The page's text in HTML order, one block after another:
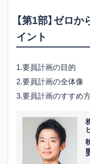
【第1部】ゼロ
イント
1.要員計画の目的
2.要員計画の全体像
3.要員計画のすすめ